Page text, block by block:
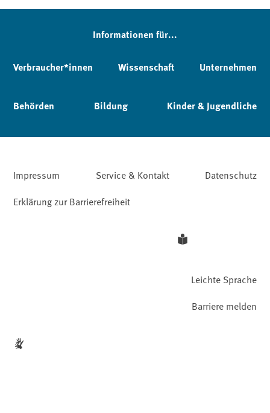
Informationen für...
Verbraucher*innen Wissenschaft Unternehmen
Behörden Bildung Kinder & Jugendliche
Impressum Service & Kontakt
Datenschutz
Erklärung zur Barrierefreiheit
Leichte Sprache
Barriere melden